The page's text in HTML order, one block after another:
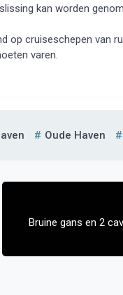
kan worden
op cruiseschepen van
varen.
Oude Haven
Bruine gans en 2